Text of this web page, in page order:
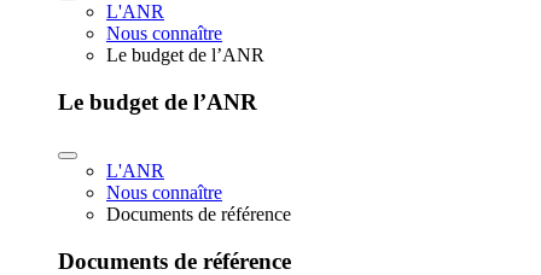
L'ANR
Nous connaître
Le budget de l’ANR
Le budget de l’ANR
L'ANR
Nous connaître
Documents de référence
Documents de référence